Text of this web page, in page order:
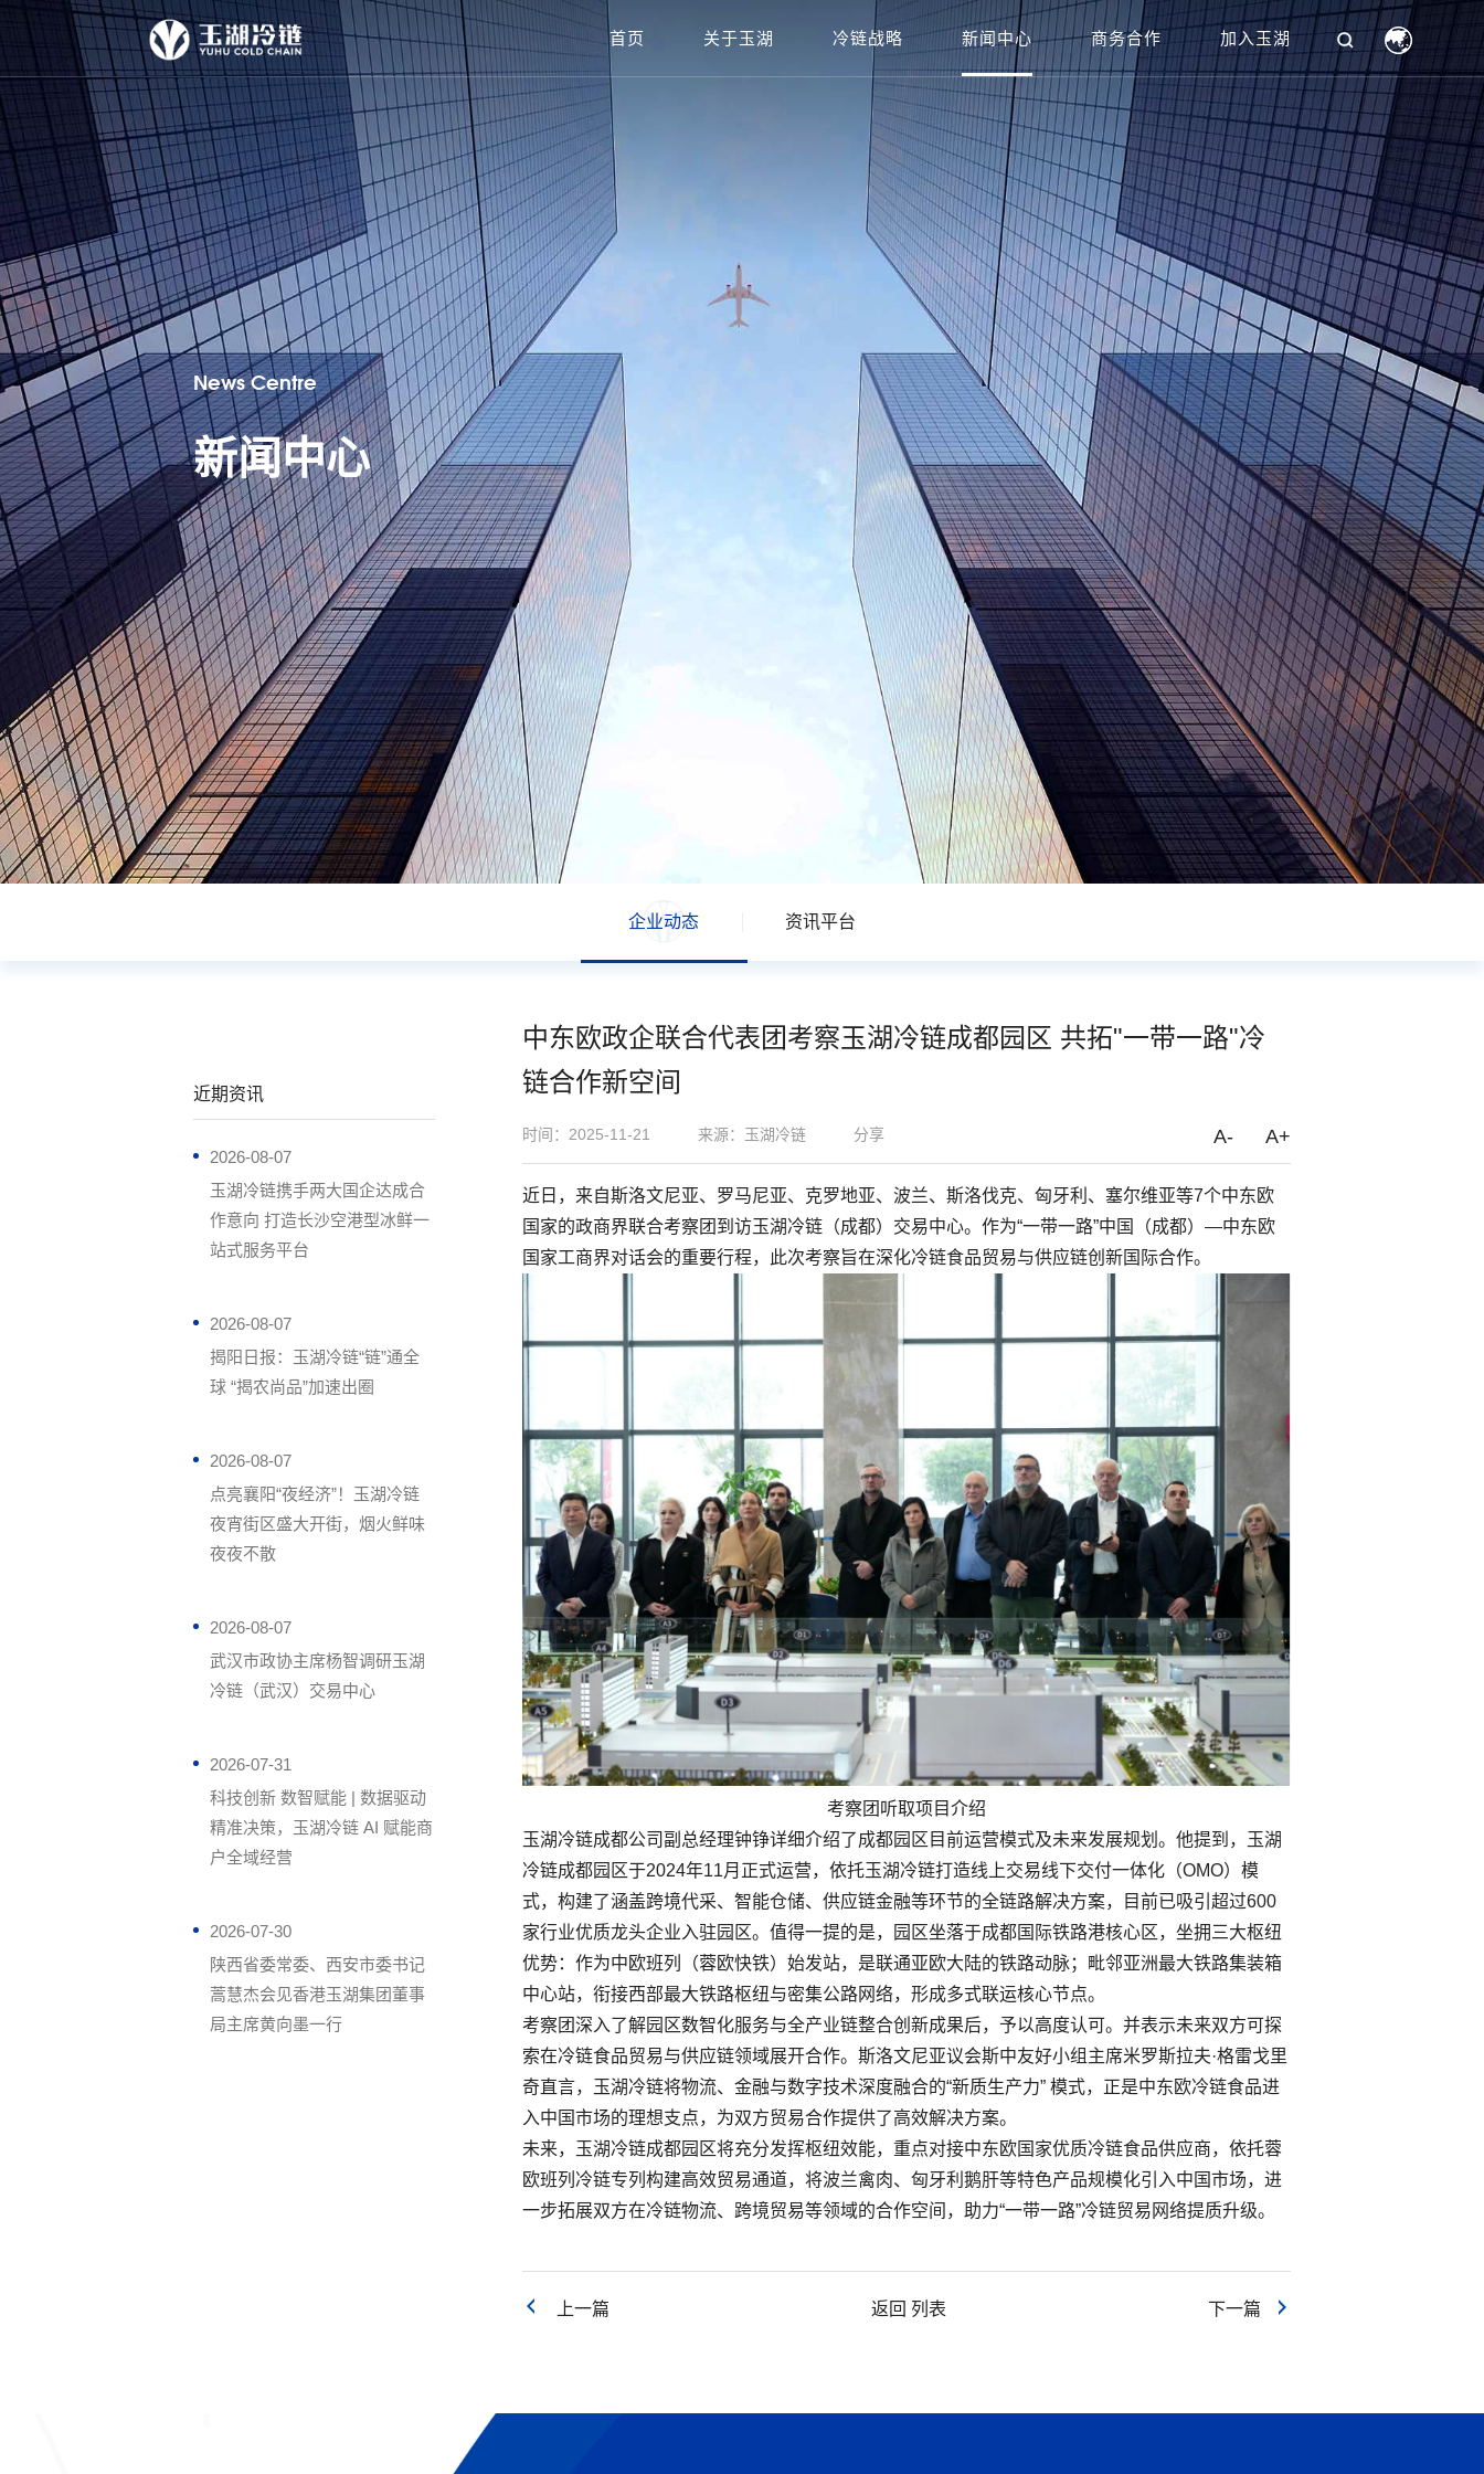
首页 关于玉湖 冷链战略 新闻中心 商务合作 加入玉湖
News Centre
新闻中心
企业动态 资讯平台
中东欧政企联合代表团考察玉湖冷链成都园区 共拓"一带一路"冷
链合作新空间
时间：2025-11-21 来源：玉湖冷链 分享 A- A+
近日，来自斯洛文尼亚、罗马尼亚、克罗地亚、波兰、斯洛伐克、匈牙利、塞尔维亚等7个中东欧
国家的政商界联合考察团到访玉湖冷链（成都）交易中心。作为“一带一路”中国（成都）—中东欧
国家工商界对话会的重要行程，此次考察旨在深化冷链食品贸易与供应链创新国际合作。
考察团听取项目介绍
玉湖冷链成都公司副总经理钟铮详细介绍了成都园区目前运营模式及未来发展规划。他提到，玉湖
冷链成都园区于2024年11月正式运营，依托玉湖冷链打造线上交易线下交付一体化（OMO）模
式，构建了涵盖跨境代采、智能仓储、供应链金融等环节的全链路解决方案，目前已吸引超过600
家行业优质龙头企业入驻园区。值得一提的是，园区坐落于成都国际铁路港核心区，坐拥三大枢纽
优势：作为中欧班列（蓉欧快铁）始发站，是联通亚欧大陆的铁路动脉；毗邻亚洲最大铁路集装箱
中心站，衔接西部最大铁路枢纽与密集公路网络，形成多式联运核心节点。
考察团深入了解园区数智化服务与全产业链整合创新成果后，予以高度认可。并表示未来双方可探
索在冷链食品贸易与供应链领域展开合作。斯洛文尼亚议会斯中友好小组主席米罗斯拉夫·格雷戈里
奇直言，玉湖冷链将物流、金融与数字技术深度融合的“新质生产力” 模式，正是中东欧冷链食品进
入中国市场的理想支点，为双方贸易合作提供了高效解决方案。
未来，玉湖冷链成都园区将充分发挥枢纽效能，重点对接中东欧国家优质冷链食品供应商，依托蓉
欧班列冷链专列构建高效贸易通道，将波兰禽肉、匈牙利鹅肝等特色产品规模化引入中国市场，进
一步拓展双方在冷链物流、跨境贸易等领域的合作空间，助力“一带一路”冷链贸易网络提质升级。
上一篇 返回 列表 下一篇
近期资讯
2026-08-07
玉湖冷链携手两大国企达成合
作意向 打造长沙空港型冰鲜一
站式服务平台
2026-08-07
揭阳日报：玉湖冷链“链”通全
球 “揭农尚品”加速出圈
2026-08-07
点亮襄阳“夜经济”！玉湖冷链
夜宵街区盛大开街，烟火鲜味
夜夜不散
2026-08-07
武汉市政协主席杨智调研玉湖
冷链（武汉）交易中心
2026-07-31
科技创新 数智赋能 | 数据驱动
精准决策，玉湖冷链 AI 赋能商
户全域经营
2026-07-30
陕西省委常委、西安市委书记
蒿慧杰会见香港玉湖集团董事
局主席黄向墨一行